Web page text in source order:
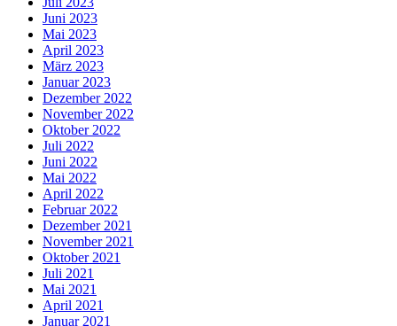
Juni 2023
Mai 2023
April 2023
März 2023
Januar 2023
Dezember 2022
November 2022
Oktober 2022
Juli 2022
Juni 2022
Mai 2022
April 2022
Februar 2022
Dezember 2021
November 2021
Oktober 2021
Juli 2021
Mai 2021
April 2021
Januar 2021